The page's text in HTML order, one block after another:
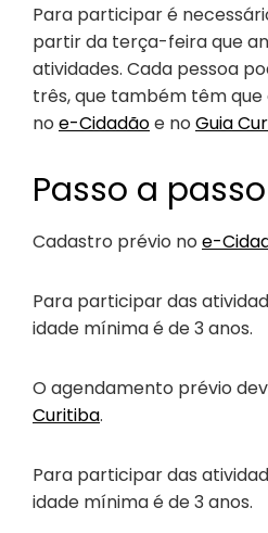
Para participar é
partir da terça-feira que
atividades. Cada pessoa
três, que também têm
no e-Cidadãoe no Guia
Passo a passo
Cadastro prévio no e-
Para participar das
idade mínima é de 3 anos.
O agendamento prévio
Curitiba.
Para participar das
idade mínima é de 3 anos.